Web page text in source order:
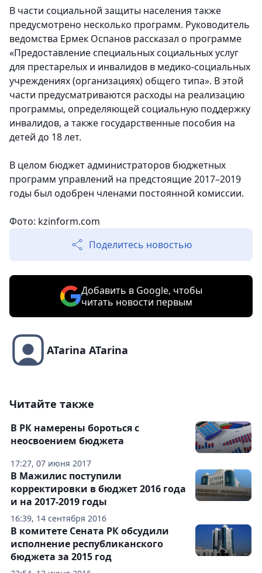
В части социальной защиты населения также
предусмотрено несколько программ. Руководитель
ведомства Ермек Оспанов рассказал о программе
«Предоставление специальных социальных услуг
для престарелых и инвалидов в медико-социальных
учреждениях (организациях) общего типа». В этой
части предусматриваются расходы на реализацию
программы, определяющей социальную поддержку
инвалидов, а также государственные пособия на
детей до 18 лет.
В целом бюджет администраторов бюджетных
программ управлений на предстоящие 2017–2019
годы был одобрен членами постоянной комиссии.
Фото: kzinform.com
Поделитесь новостью
Добавить в Google, чтобы
читать новости первым
ATarina ATarina
Читайте также
17:27, 07 июня 2017
В РК намерены бороться с
неосвоением бюджета
16:39, 14 сентября 2016
В Мажилис поступили
корректировки в бюджет 2016 года
и на 2017-2019 годы
В комитете Сената РК обсудили
исполнение республиканского
бюджета за 2015 год